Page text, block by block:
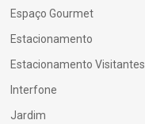
Espaço Gourmet
Estacionamento
Estacionamento Visitantes
Interfone
Jardim